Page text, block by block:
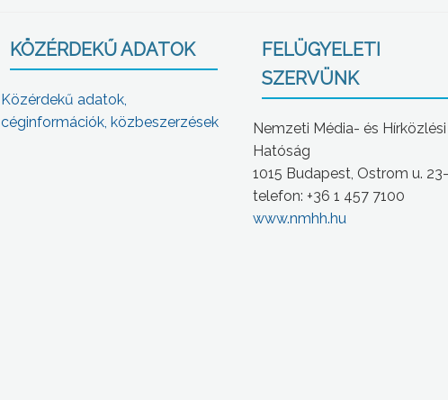
KÖZÉRDEKŰ ADATOK
Közérdekű adatok,
céginformációk, közbeszerzések
FELÜGYELETI
SZERVÜNK
Nemzeti Média- és Hírközlési
Hatóság
1015 Budapest, Ostrom u.
telefon: +36 1 457 7100
www.nmhh.hu